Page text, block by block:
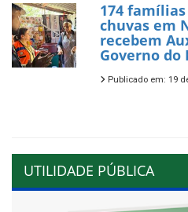
174
chuvas em
recebem
Governo do
Publicado em: 19
UTILIDADE PÚBLICA